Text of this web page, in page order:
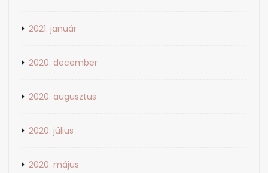
2021. január
2020. december
2020. augusztus
2020. július
2020. május